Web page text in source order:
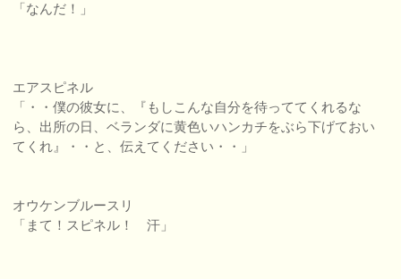
「なんだ！」
エアスピネル
「・・僕の彼女に、『もしこんな自分を待っててくれるな
ら、出所の日、ベランダに黄色いハンカチをぶら下げておい
てくれ』・・と、伝えてください・・」
オウケンブルースリ
「まて！スピネル！ 汗」